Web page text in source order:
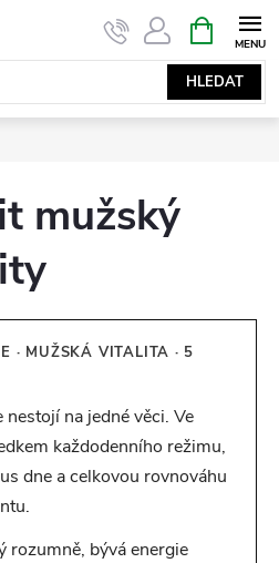
HLEDAT
NÁKUPNÍ
KOŠÍK
mužský
· MUŽSKÁ VITALITA · 5
na jedné věci. Ve
každodenního režimu,
dne a celkovou rovnováhu
rozumně, bývá energie